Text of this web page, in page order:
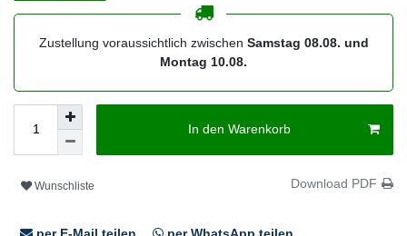
Zustellung voraussichtlich zwischen Samstag 08.08. und
Montag 10.08.
In den Warenkorb
Wunschliste Download PDF
per E-Mail teilen per WhatsApp teilen